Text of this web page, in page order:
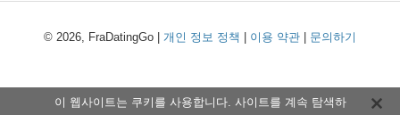
© 2026, FraDatingGo | 개인 정보 정책 이용 약관 문의하기
이 웹사이트는 쿠키를 사용합니다. 사이트를 계속 탐색하